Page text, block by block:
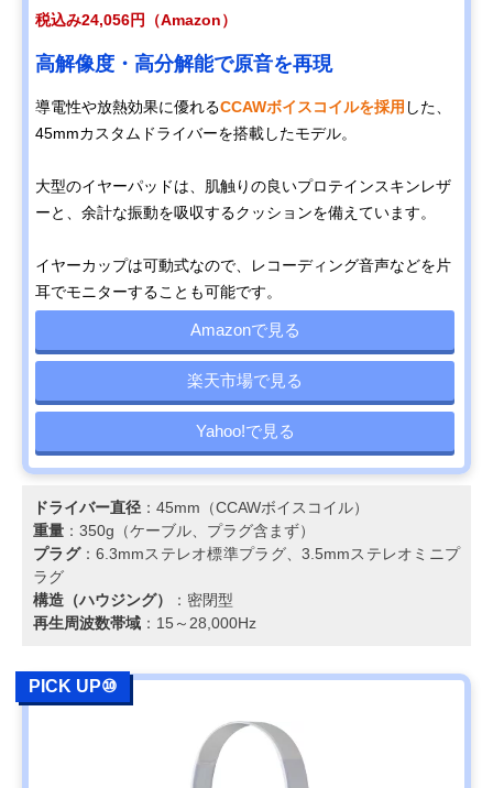
税込み24,056円（Amazon）
高解像度・高分解能で原音を再現
導電性や放熱効果に優れるCCAWボイスコイルを採用 した、
45mmカスタムドライバーを搭載したモデル。
大型のイヤーパッドは、肌触りの良いプロテインスキンレザ
ーと、余計な振動を吸収するクッションを備えています。
イヤーカップは可動式なので、レコーディング音声などを片
耳でモニターすることも可能です。
Amazonで見る
楽天市場で見る
Yahoo!で見る
ドライバー直径 ：45mm（CCAWボイスコイル）
重量 ：350g（ケーブル、プラグ含まず）
プラグ：6.3mmステレオ標準プラグ、3.5mmステレオミニプ
ラグ
構造（ハウジング）
：密閉型
再生周波数帯域 ：15～28,000Hz
PICK UP⑩